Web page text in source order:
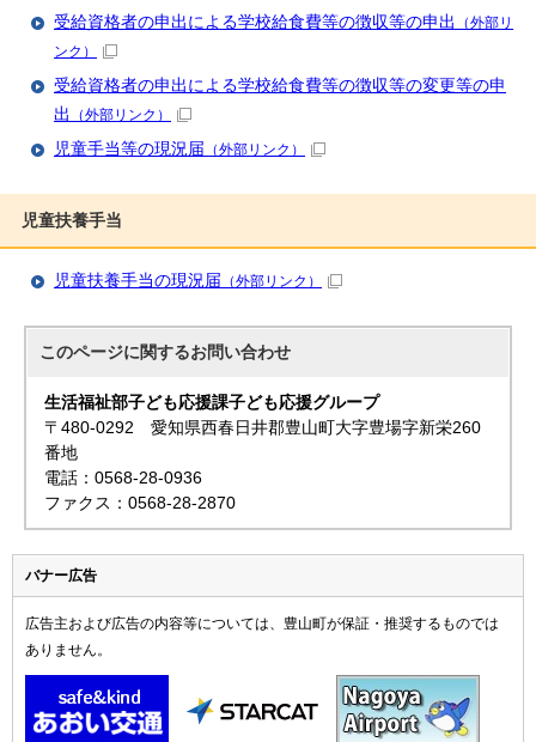
受給資格者の申出による学校給食費等の徴収等の申出
（外部リ
ンク）
受給資格者の申出による学校給食費等の徴収等の変更等の申
出
（外部リンク）
児童手当等の現況届 （外部リンク）
児童扶養手当
児童扶養手当の現況届 （外部リンク）
このページに関するお問い合わせ
生活福祉部子ども応援課子ども応援グループ
〒480-0292 愛知県西春日井郡豊山町大字豊場字新栄260
番地
電話：0568-28-0936
ファクス：0568-28-2870
バナー広告
広告主および広告の内容等については、豊山町が保証・推奨するものでは
ありません。